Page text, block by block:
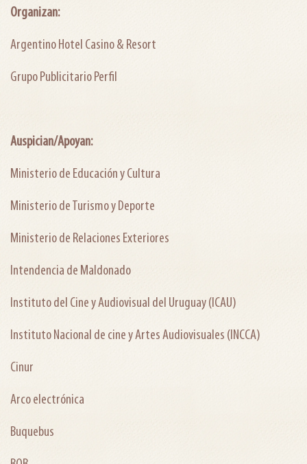
Organizan:
Argentino Hotel Casino & Resort
Grupo Publicitario Perfil
Auspician/Apoyan:
Ministerio de Educación y Cultura
Ministerio de Turismo y Deporte
Ministerio de Relaciones Exteriores
Intendencia de Maldonado
Instituto del Cine y Audiovisual del Uruguay (ICAU)
Instituto Nacional de cine y Artes Audiovisuales (INCCA)
Cinur
Arco electrónica
Buquebus